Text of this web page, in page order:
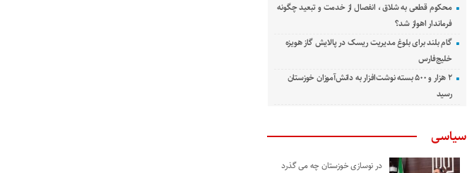
محکوم قطعی به شلاق ، انفصال از خدمت و تبعید چگونه
فرماندار اهواز شد؟
گام بلند برای بلوغ مدیریت ریسک در پالایش گاز هویزه
خلیج‌فارس
۲ هزار و ۵۰۰ بسته نوشت‌افزار به دانش‌آموزان خوزستان
رسید
سیاسی
در نوسازی خوزستان چه می گذرد